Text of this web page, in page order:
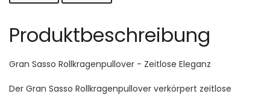
Produktbeschreibung
Gran Sasso Rollkragenpullover - Zeitlose Eleganz
Der Gran Sasso Rollkragenpullover verkörpert zeitlose